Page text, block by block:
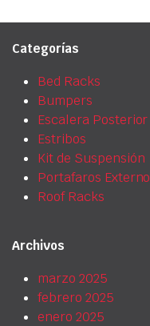
Categorías
Bed Racks
Bumpers
Escalera Posterior
Estribos
Kit de Suspensión
Portafaros Externo
Roof Racks
Archivos
marzo 2025
febrero 2025
enero 2025